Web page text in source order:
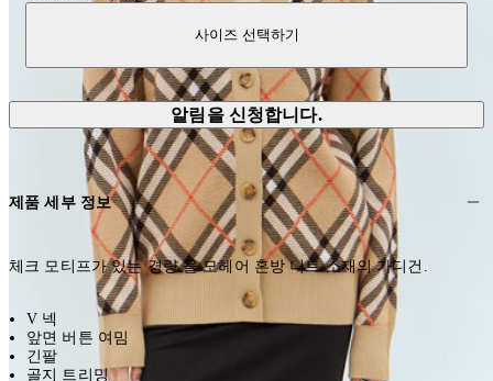
사이즈 선택하기
알림을 신청합니다.
제품 세부 정보
체크 모티프가 있는 경량 울 모헤어 혼방 니트 소재의 가디건.
V 넥
앞면 버튼 여밈
긴팔
골지 트리밍